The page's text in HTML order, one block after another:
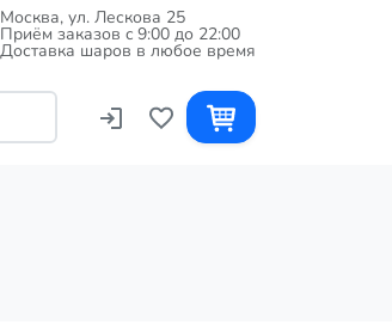
Москва, ул. Лескова 25
Приём заказов c 9:00 до 22:00
Доставка шаров в любое время